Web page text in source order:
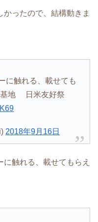
ったので、結構動きま
に触れる、載せても
地 日米友好祭
2018年9月16日
触れる、載せてもらえ